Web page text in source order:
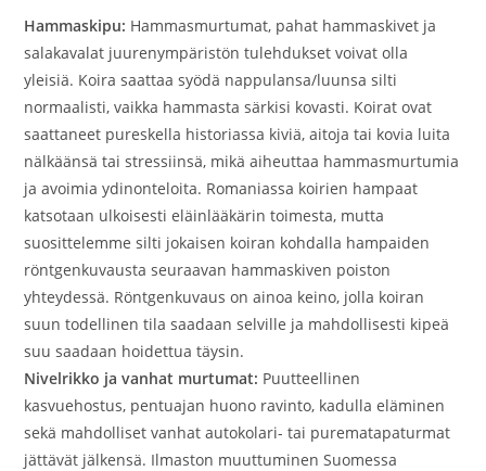
Hammaskipu: Hammasmurtumat, pahat hammaskivet ja
salakavalat juurenympäristön tulehdukset voivat olla
yleisiä. Koira saattaa syödä nappulansa/luunsa silti
normaalisti, vaikka hammasta särkisi kovasti. Koirat ovat
saattaneet pureskella historiassa kiviä, aitoja tai kovia luita
nälkäänsä tai stressiinsä, mikä aiheuttaa hammasmurtumia
ja avoimia ydinonteloita. Romaniassa koirien hampaat
katsotaan ulkoisesti eläinlääkärin toimesta, mutta
suosittelemme silti jokaisen koiran kohdalla hampaiden
röntgenkuvausta seuraavan hammaskiven poiston
yhteydessä. Röntgenkuvaus on ainoa keino, jolla koiran
suun todellinen tila saadaan selville ja mahdollisesti kipeä
suu saadaan hoidettua täysin.
Nivelrikko ja vanhat murtumat: Puutteellinen
kasvuehostus, pentuajan huono ravinto, kadulla eläminen
sekä mahdolliset vanhat autokolari- tai purematapaturmat
jättävät jälkensä. Ilmaston muuttuminen Suomessa